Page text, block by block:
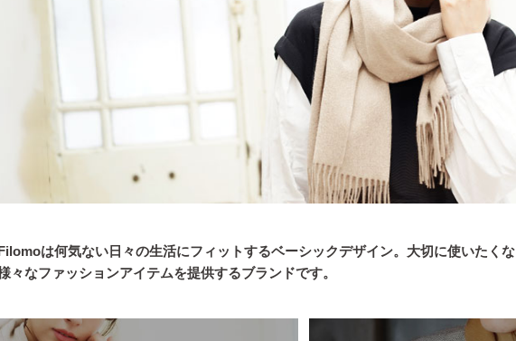
は何気ない日々の生活にフィットするベーシックデザイン。大切に使いたく
々なファッションアイテムを提供するブランドです。